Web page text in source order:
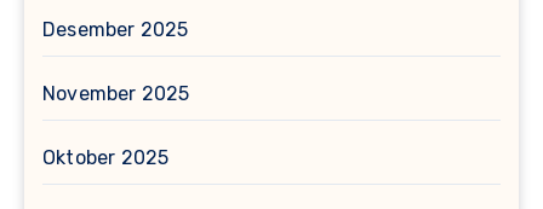
Desember 2025
November 2025
Oktober 2025